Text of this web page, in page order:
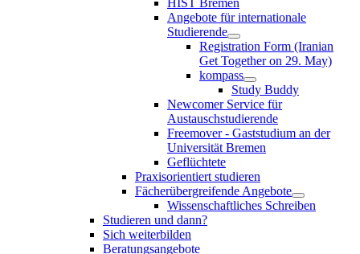
Angebote für internationale
Studierende
Registration Form (Iranian
Get Together on 29. May)
kompass
Study Buddy
Newcomer Service für
Austauschstudierende
Freemover - Gaststudium an der
Universität Bremen
Geflüchtete
Praxisorientiert studieren
Fächerübergreifende Angebote
Wissenschaftliches Schreiben
Studieren und dann?
Sich weiterbilden
Beratungsangebote